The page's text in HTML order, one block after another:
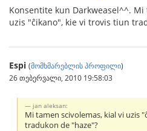
Konsentite kun Darkweasel^^.
uzis "ĉikano", kie vi trovis tiun
Espi (მომხმარებლის პროფილი)
26 თებერვალი, 2010 19:58:03
jan aleksan:
Mi tamen scivolemas, kial vi uzis
tradukon de "haze"?